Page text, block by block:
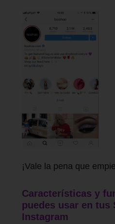
¡Vale la pena que
Características y
puedes usar en tus
Instagram